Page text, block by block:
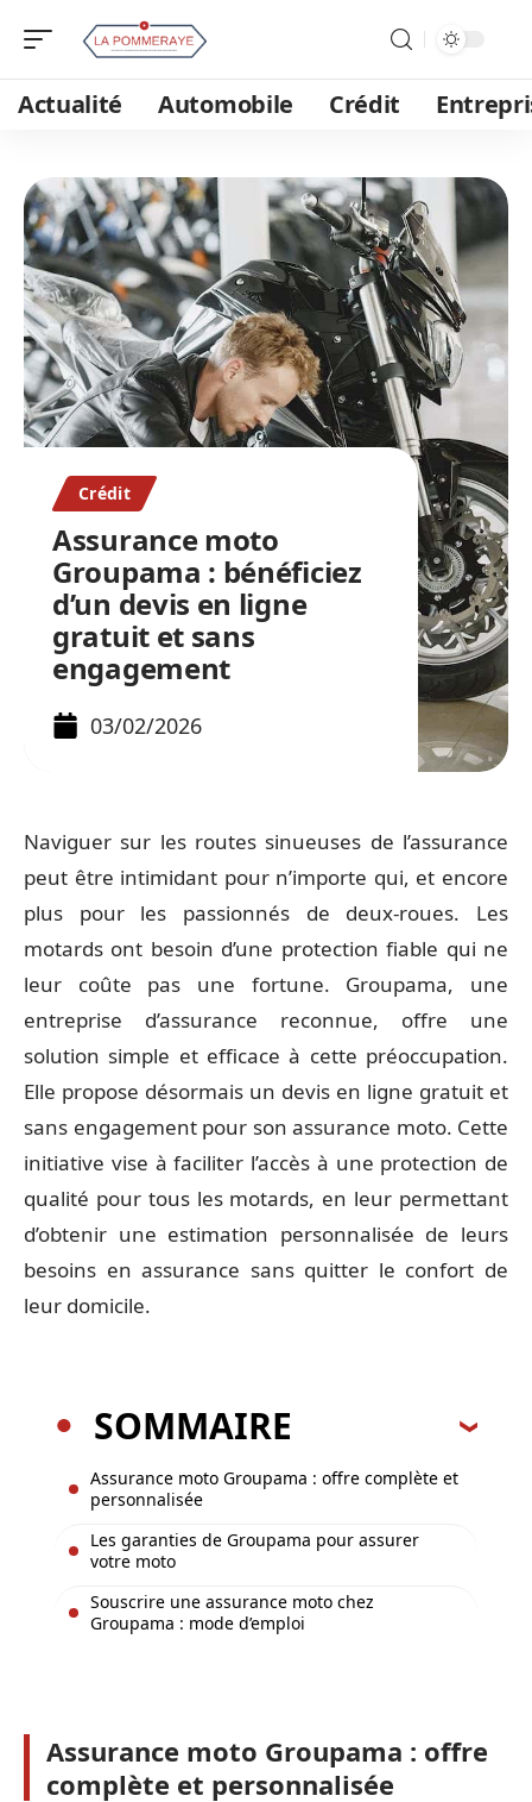
Actualité Automobile Crédit
Crédit
Assurance moto
Groupama : bénéficiez
d’un devis en ligne
gratuit et sans
engagement
03/02/2026
Naviguer sur les routes sinueuses de l’assurance
peut être intimidant pour n’importe qui, et encore
plus pour les passionnés de deux-roues. Les
motards ont besoin d’une protection fiable qui ne
leur coûte pas une fortune. Groupama, une
entreprise d’assurance reconnue, offre une
solution simple et efficace à cette préoccupation.
Elle propose désormais un devis en ligne gratuit et
sans engagement pour son assurance moto. Cette
initiative vise à faciliter l’accès à une protection de
qualité pour tous les motards, en leur permettant
d’obtenir une estimation personnalisée de leurs
besoins en assurance sans quitter le confort de
leur domicile.
SOMMAIRE
Assurance moto Groupama : offre complète et
personnalisée
Les garanties de Groupama pour assurer
votre moto
Souscrire une assurance moto chez
Groupama : mode d’emploi
Assurance moto Groupama : offre
complète et personnalisée